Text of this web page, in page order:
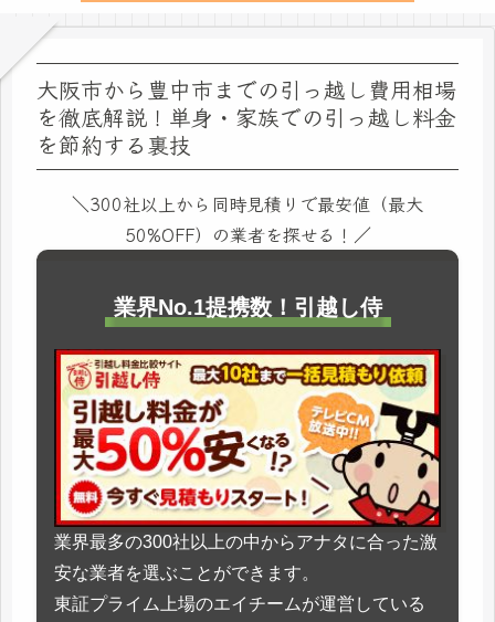
大阪市から豊中市までの引っ越し費用相場
を徹底解説！単身・家族での引っ越し料金
を節約する裏技
＼300社以上から同時見積りで最安値（最大
50%OFF）の業者を探せる！／
業界No.1提携数！引越し侍
業界最多の300社以上の中からアナタに合った激
安な業者を選ぶことができます。
東証プライム上場のエイチームが運営している